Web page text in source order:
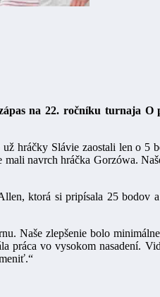
na 22. ročníku turnaja
hráčky Slávie zaostali len o 5
navrch hráčka Gorzówa.
ktorá si pripísala 25
Naše zlepšenie bolo
práca vo vysokom nasadení.